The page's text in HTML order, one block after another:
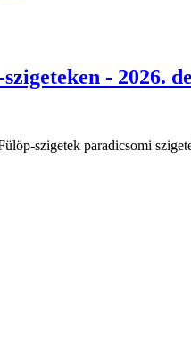
- 2026.
szigetek paradicsomi